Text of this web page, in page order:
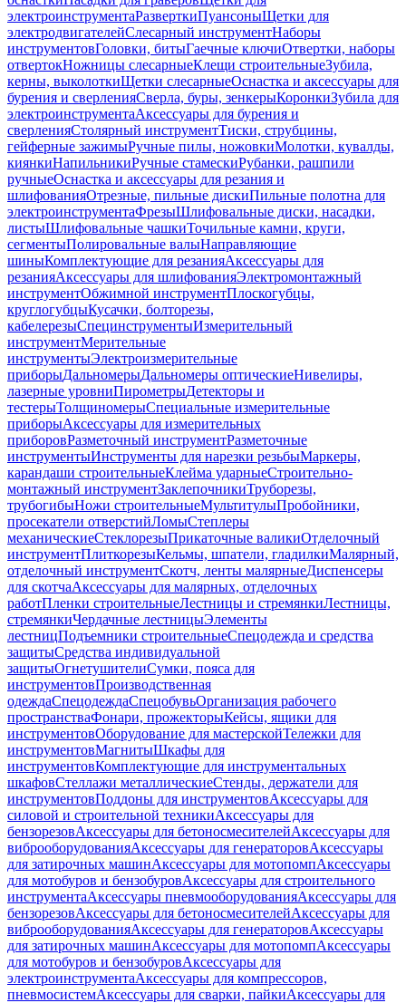
электроинструментаРазверткиПуансоныЩетки для
электродвигателейСлесарный инструментНаборы
инструментовГоловки, битыГаечные ключиОтвертки, наборы
отвертокНожницы слесарныеКлещи строительныеЗубила,
керны, выколоткиЩетки слесарныеОснастка и аксессуары для
бурения и сверленияСверла, буры, зенкерыКоронкиЗубила для
электроинструментаАксессуары для бурения и
сверленияСтолярный инструментТиски, струбцины,
гейферные зажимыРучные пилы, ножовкиМолотки, кувалды,
киянкиНапильникиРучные стамескиРубанки, рашпили
ручныеОснастка и аксессуары для резания и
шлифованияОтрезные, пильные дискиПильные полотна для
электроинструментаФрезыШлифовальные диски, насадки,
листыШлифовальные чашкиТочильные камни, круги,
сегментыПолировальные валыНаправляющие
шиныКомплектующие для резанияАксессуары для
резанияАксессуары для шлифованияЭлектромонтажный
инструментОбжимной инструментПлоскогубцы,
круглогубцыКусачки, болторезы,
кабелерезыСпецинструментыИзмерительный
инструментМерительные
инструментыЭлектроизмерительные
приборыДальномерыДальномеры оптическиеНивелиры,
лазерные уровниПирометрыДетекторы и
тестерыТолщиномерыСпециальные измерительные
приборыАксессуары для измерительных
приборовРазметочный инструментРазметочные
инструментыИнструменты для нарезки резьбыМаркеры,
карандаши строительныеКлейма ударныеСтроительно-
монтажный инструментЗаклепочникиТруборезы,
трубогибыНожи строительныеМультитулыПробойники,
просекатели отверстийЛомыСтеплеры
механическиеСтеклорезыПрикаточные валикиОтделочный
инструментПлиткорезыКельмы, шпатели, гладилкиМалярный,
отделочный инструментСкотч, ленты малярныеДиспенсеры
для скотчаАксессуары для малярных, отделочных
работПленки строительныеЛестницы и стремянкиЛестницы,
стремянкиЧердачные лестницыЭлементы
лестницПодъемники строительныеСпецодежда и средства
защитыСредства индивидуальной
защитыОгнетушителиСумки, пояса для
инструментовПроизводственная
одеждаСпецодеждаСпецобувьОрганизация рабочего
пространстваФонари, прожекторыКейсы, ящики для
инструментовОборудование для мастерскойТележки для
инструментовМагнитыШкафы для
инструментовКомплектующие для инструментальных
шкафовСтеллажи металлическиеСтенды, держатели для
инструментовПоддоны для инструментовАксессуары для
силовой и строительной техникиАксессуары для
бензорезовАксессуары для бетоносмесителейАксессуары для
виброоборудованияАксессуары для генераторовАксессуары
для затирочных машинАксессуары для мотопомпАксессуары
для мотобуров и бензобуровАксессуары для строительного
инструментаАксессуары пневмооборудованияАксессуары для
бензорезовАксессуары для бетоносмесителейАксессуары для
виброоборудованияАксессуары для генераторовАксессуары
для затирочных машинАксессуары для мотопомпАксессуары
для мотобуров и бензобуровАксессуары для
электроинструментаАксессуары для компрессоров,
пневмосистемАксессуары для сварки, пайкиАксессуары для